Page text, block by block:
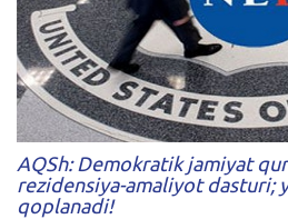
AQSh: Demokratik jamiyat
rezidensiya-amaliyot dasturi;
qoplanadi!